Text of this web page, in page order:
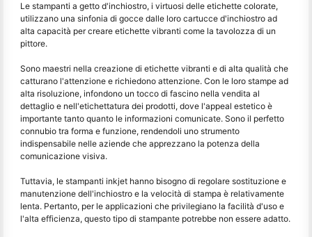
Le stampanti a getto d'inchiostro, i virtuosi delle etichette colorate,
utilizzano una sinfonia di gocce dalle loro cartucce d'inchiostro ad
alta capacità per creare etichette vibranti come la tavolozza di un
pittore.
Sono maestri nella creazione di etichette vibranti e di alta qualità che
catturano l'attenzione e richiedono attenzione. Con le loro stampe ad
alta risoluzione, infondono un tocco di fascino nella vendita al
dettaglio e nell'etichettatura dei prodotti, dove l'appeal estetico è
importante tanto quanto le informazioni comunicate. Sono il perfetto
connubio tra forma e funzione, rendendoli uno strumento
indispensabile nelle aziende che apprezzano la potenza della
comunicazione visiva.
Tuttavia, le stampanti inkjet hanno bisogno di regolare sostituzione e
manutenzione dell'inchiostro e la velocità di stampa è relativamente
lenta. Pertanto, per le applicazioni che privilegiano la facilità d'uso e
l'alta efficienza, questo tipo di stampante potrebbe non essere adatto.